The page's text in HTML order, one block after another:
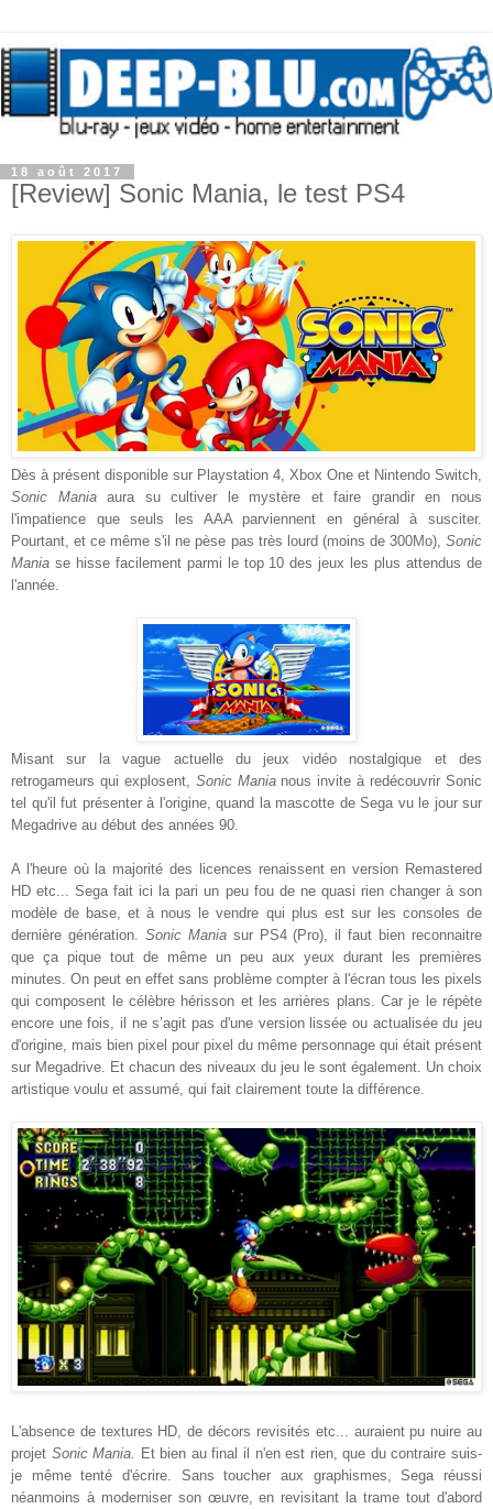
18 août 2017
[Review] Sonic Mania, le test PS4
Dès à présent disponible sur Playstation 4, Xbox One et Nintendo Switch,
Sonic Maniaaura su cultiver le mystère et faire grandir en nous
l'impatience que seuls les AAA parviennent en général à susciter.
Pourtant, et ce même s'il ne pèse pas très lourd (moins de 300Mo), Sonic
Mania se hisse facilement parmi le top 10 des jeux les plus attendus de
l'année.
Misant sur la vague actuelle du jeux vidéo nostalgique et des
retrogameurs qui explosent, Sonic Manianous invite à redécouvrir Sonic
tel qu'il fut présenter à l'origine, quand la mascotte de Sega vu le jour sur
Megadrive au début des années 90.
A l'heure où la majorité des licences renaissent en version Remastered
HD etc... Sega fait ici la pari un peu fou de ne quasi rien changer à son
modèle de base, et à nous le vendre qui plus est sur les consoles de
dernière génération. Sonic Maniasur PS4 (Pro), il faut bien reconnaitre
que ça pique tout de même un peu aux yeux durant les premières
minutes. On peut en effet sans problème compter à l'écran tous les pixels
qui composent le célèbre hérisson et les arrières plans. Car je le répète
encore une fois, il ne s’agit pas d'une version lissée ou actualisée du jeu
d'origine, mais bien pixel pour pixel du même personnage qui était présent
sur Megadrive. Et chacun des niveaux du jeu le sont également. Un choix
artistique voulu et assumé, qui fait clairement toute la différence.
L'absence de textures HD, de décors revisités etc... auraient pu nuire au
projet Sonic Mania . Et bien au final il n'en est rien, que du contraire suis-
je même tenté d'écrire. Sans toucher aux graphismes, Sega réussi
néanmoins à moderniser son œuvre, en revisitant la trame tout d'abord